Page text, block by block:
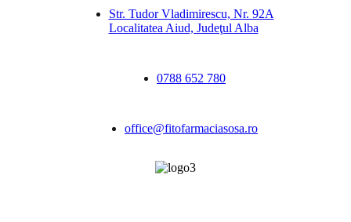
Str. Tudor Vladimirescu, Nr. 92A
Localitatea Aiud, Judeţul Alba
0788 652 780
office@fitofarmaciasosa.ro